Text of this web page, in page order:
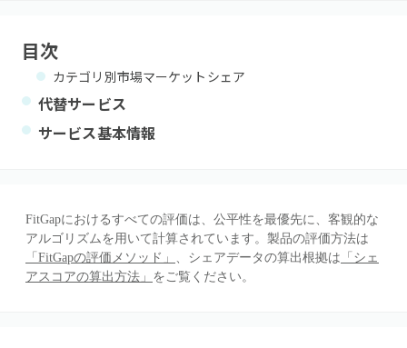
目次
カテゴリ別市場マーケットシェア
代替サービス
サービス基本情報
FitGapにおけるすべての評価は、公平性を最優先に、客観的な
アルゴリズムを用いて計算されています。製品の評価方法は
「FitGapの評価メソッド」 、シェアデータの算出根拠は 「シェ
アスコアの算出方法」 をご覧ください。